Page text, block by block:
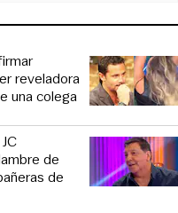
reveladora
una colega
de
de